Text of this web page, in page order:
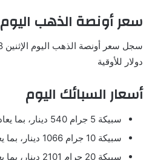
سعر أونصة الذهب اليوم
دولار للأوقية
أسعار السبائك اليوم
سبيكة 5 جرام 540 دينار، بما يعادل 761 دولار.
سبيكة 10 جرام 1066 دينار، بما يعادل 1501 دولار.
سبيكة 20 جرام 2101 دينار، بما يعادل 2961 دولار.